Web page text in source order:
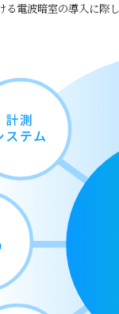
る電波暗室の導入に際